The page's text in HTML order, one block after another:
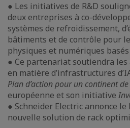
● Les initiatives de R&D
deux entreprises à co-
systèmes de refroidissement,
bâtiments et de contrôle pour
physiques et numériques basés
● Ce partenariat soutiendra les
en matière d’infrastructures
Plan d’action pour un continent de
européenne et son initiative
● Schneider Electric annonce le
nouvelle solution de rack